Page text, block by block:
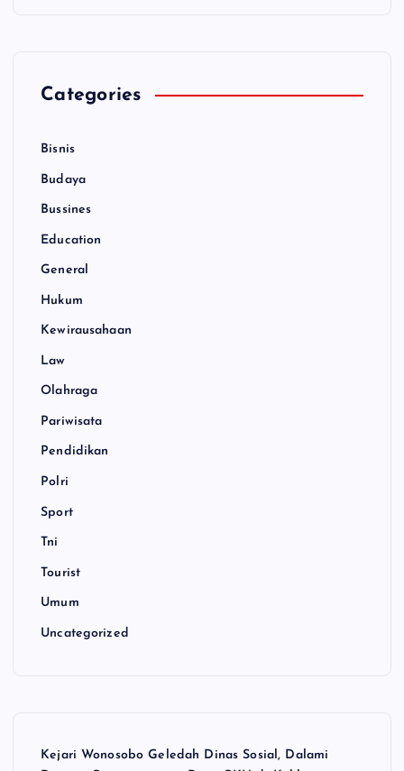
Categories
Bisnis
Budaya
Bussines
Education
General
Hukum
Kewirausahaan
Law
Olahraga
Pariwisata
Pendidikan
Polri
Sport
Tni
Tourist
Umum
Uncategorized
Kejari Wonosobo Geledah Dinas Sosial, Dalami